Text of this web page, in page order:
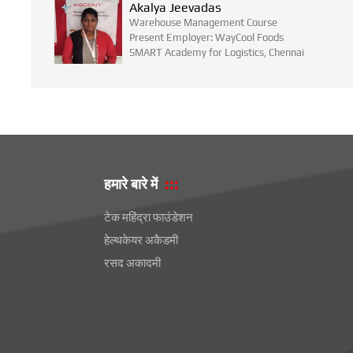
Akalya Jeevadas
Warehouse Management Course
Present Employer: WayCool Foods
SMART Academy for Logistics, Chennai
हमारे बारे में
टेक महिंद्रा फाउंडेशन
हेल्थकेयर अकैडमी
रसद अकादमी